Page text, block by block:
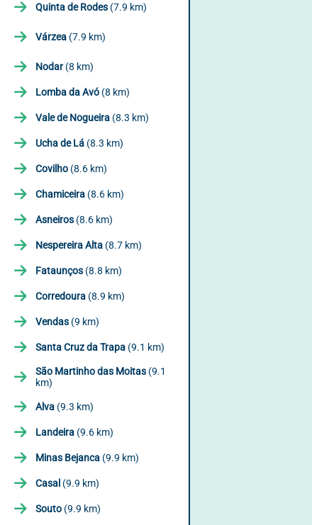
Quinta de Rodes(7.9 km)
Várzea(7.9 km)
Nodar(8 km)
Lomba da Avó(8 km)
Vale de Nogueira(8.3 km)
Ucha de Lá(8.3 km)
Covilho(8.6 km)
Chamiceira(8.6 km)
Asneiros(8.6 km)
Nespereira Alta(8.7 km)
Fataunços(8.8 km)
Corredoura(8.9 km)
Vendas(9 km)
Santa Cruz da Trapa(9.1 km)
São Martinho das Moitas(9.1
km)
Alva(9.3 km)
Landeira(9.6 km)
Minas Bejanca(9.9 km)
Casal (9.9 km)
Souto(9.9 km)